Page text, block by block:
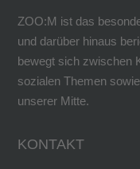
ZOO:M ist das
und darüber hinaus
bewegt sich zwischen
sozialen Themen
unserer Mitte.
KONTAKT